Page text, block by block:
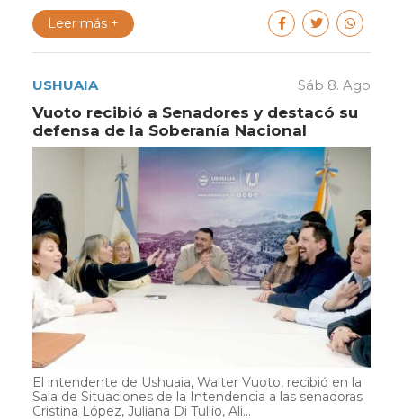
Leer más +
USHUAIA Sáb 8. Ago
Vuoto recibió a Senadores y destacó su
defensa de la Soberanía Nacional
El intendente de Ushuaia, Walter Vuoto, recibió en la
Sala de Situaciones de la Intendencia a las senadoras
Cristina López, Juliana Di Tullio, Ali...